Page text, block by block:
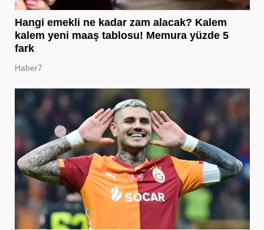
Hangi emekli ne kadar zam alacak? Kalem
kalem yeni maaş tablosu! Memura yüzde 5
fark
Haber7